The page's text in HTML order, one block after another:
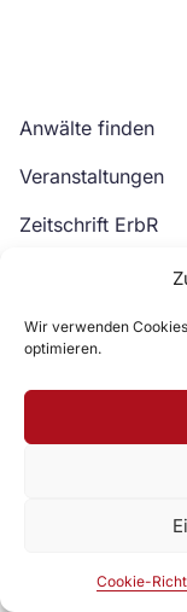
Wir verwenden
optimieren.
Cookie-
Anwälte finden
Veranstaltungen
Zeitschrift ErbR